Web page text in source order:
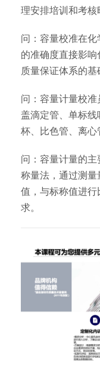
理安排培训和考核
问：容量校准在
的准确度直接影
质量保证体系的基
问：容量计量校
盖滴定管、单标
杯、比色管、离心
问：容量计量的
称量法，通过测
值，与标称值进
求。